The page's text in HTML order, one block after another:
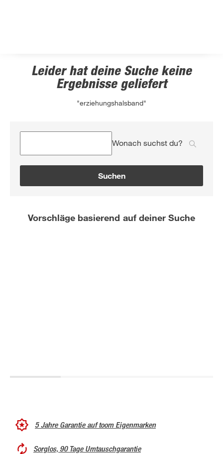
Leider hat deine Suche keine
Ergebnisse geliefert
"erziehungshalsband"
Wonach suchst du?
Suchen
Vorschläge basierend auf deiner Suche
5 Jahre Garantie auf toom Eigenmarken
Sorglos, 90 Tage Umtauschgarantie